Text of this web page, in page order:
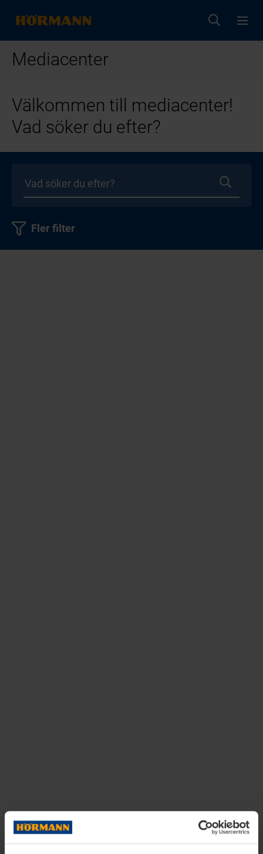
Mediacenter
Välkommen till mediacenter!
Vad söker du efter?
Fler filter